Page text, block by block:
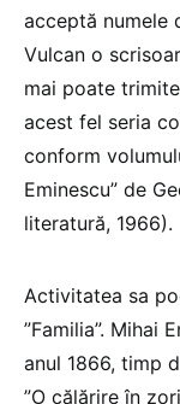
acceptă numele
Vulcan o
mai poate
acest fel seria
conform
Eminescu” de
literatură, 1966).
Activitatea sa
”Familia”. Mihai
anul 1866, timp
”O călărire în